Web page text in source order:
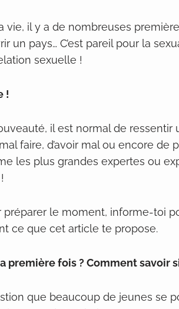
vie, il y a de nombreuses
un pays… C’est pareil pour la
sexuelle !
!
il est normal de ressentir
faire, d’avoir mal ou encore de
les plus grandes expertes ou
préparer le moment, informe-toi
ce que cet article te propose.
première fois ? Comment savoir
que beaucoup de jeunes se